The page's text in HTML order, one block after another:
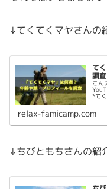
↓てくてくマヤさんの
て
調査
こん
*て
relax-famicamp.com
↓ちびともちさんの紹